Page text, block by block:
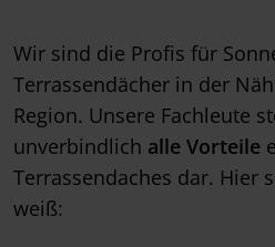
Wir sind die Profis für
Terrassendächer in der
Region. Unsere Fachleute
unverbindlich alle Vorteile
Terrassendaches dar. Hier
weiß: